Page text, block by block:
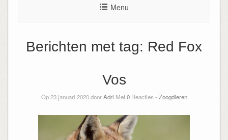
Menu
Berichten met tag: Red Fox
Vos
Op 23 januari 2020 doorAdri Met0Reacties - Zoogdieren